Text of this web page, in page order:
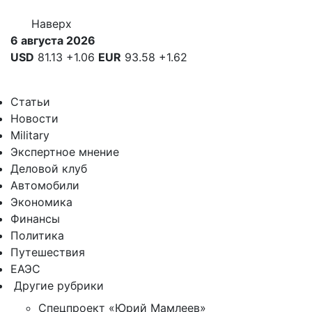
Наверх
6 августа 2026
USD 81.13 +1.06 EUR 93.58 +1.62
Статьи
Новости
Military
Экспертное мнение
Деловой клуб
Автомобили
Экономика
Финансы
Политика
Путешествия
ЕАЭС
Другие рубрики
Спецпроект «Юрий Мамлеев»